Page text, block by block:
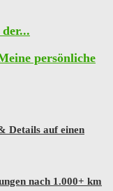
persönliche
Details auf einen
nach 1.000+ km